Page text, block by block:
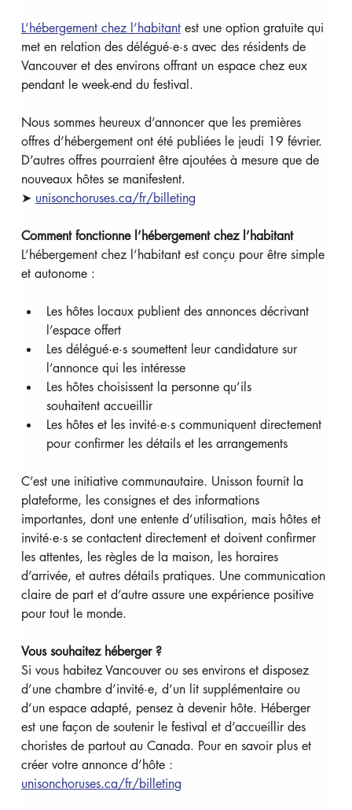
L’hébergement chez l’habitant est une option gratuite qui
met en relation des délégué·e·s avec des résidents de
Vancouver et des environs offrant un espace chez eux
pendant le week-end du festival.
Nous sommes heureux d’annoncer que les premières
offres d’hébergement ont été publiées le jeudi 19 février.
D’autres offres pourraient être ajoutées à mesure que de
nouveaux hôtes se manifestent.
➤ unisonchoruses.ca/fr/billeting
Comment fonctionne l’hébergement chez l’habitant
L’hébergement chez l’habitant est conçu pour être simple
et autonome :
Les hôtes locaux publient des annonces décrivant
l’espace offert
Les délégué·e·s soumettent leur candidature sur
l’annonce qui les intéresse
Les hôtes choisissent la personne qu’ils
souhaitent accueillir
Les hôtes et les invité·e·s communiquent directement
pour confirmer les détails et les arrangements
C’est une initiative communautaire. Unisson fournit la
plateforme, les consignes et des informations
importantes, dont une entente d’utilisation, mais hôtes et
invité·e·s se contactent directement et doivent confirmer
les attentes, les règles de la maison, les horaires
d’arrivée, et autres détails pratiques. Une communication
claire de part et d’autre assure une expérience positive
pour tout le monde.
Vous souhaitez héberger ?
Si vous habitez Vancouver ou ses environs et disposez
d’une chambre d’invité·e, d’un lit supplémentaire ou
d’un espace adapté, pensez à devenir hôte. Héberger
est une façon de soutenir le festival et d’accueillir des
choristes de partout au Canada. Pour en savoir plus et
créer votre annonce d’hôte :
unisonchoruses.ca/fr/billeting